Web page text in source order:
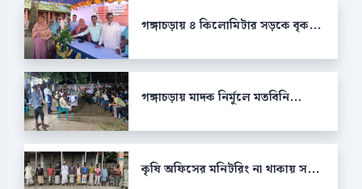
গঙ্গাচড়ায় ৪ কিলোমিটার সড়কে বৃক...
গঙ্গাচড়ায় মাদক নির্মূলে মতবিনি...
কৃষি অফিসের মনিটরিং না থাকায় স...